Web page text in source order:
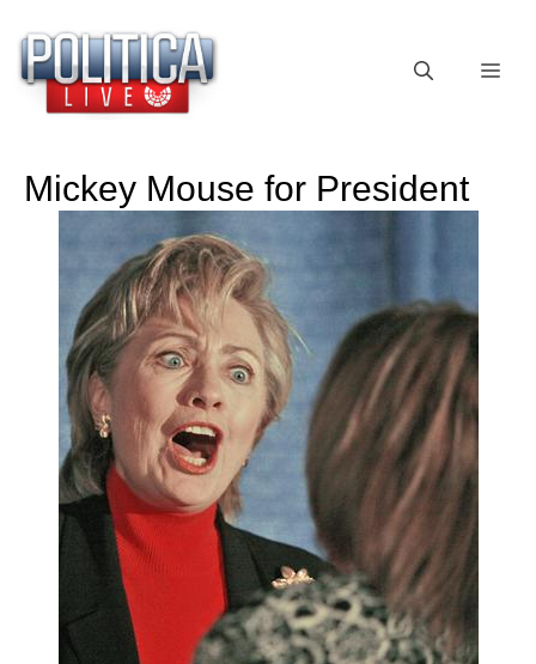
contenuto
Mickey Mouse for President